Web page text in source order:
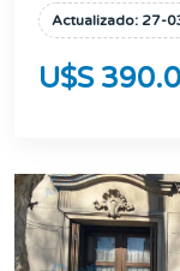
Actualizado: 27-
U$S